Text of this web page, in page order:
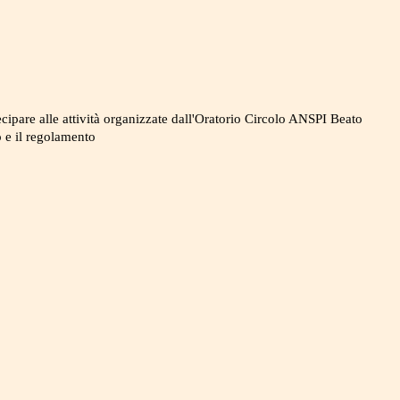
alle attività organizzate dall'Oratorio Circolo ANSPI Beato
il regolamento